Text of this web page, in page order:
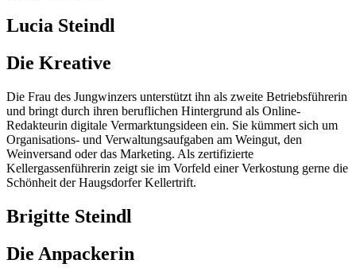
Lucia Steindl
Die Kreative
Die Frau des Jungwinzers unterstützt ihn als zweite Betriebsführerin
und bringt durch ihren beruflichen Hintergrund als Online-
Redakteurin digitale Vermarktungsideen ein. Sie kümmert sich um
Organisations- und Verwaltungsaufgaben am Weingut, den
Weinversand oder das Marketing. Als zertifizierte
Kellergassenführerin zeigt sie im Vorfeld einer Verkostung gerne die
Schönheit der Haugsdorfer Kellertrift.
Brigitte Steindl
Die Anpackerin